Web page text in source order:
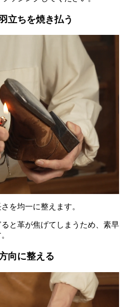
立ちを焼き払う
を均一に整えます。
と革が焦げてしまうため、素早
向に整える